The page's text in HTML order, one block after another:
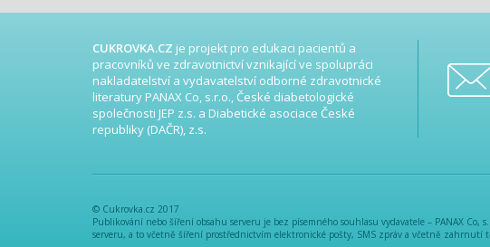
CUKROVKA.CZ je projekt pro edukaci pacientů a
pracovníků ve zdravotnictví vznikající ve spolupráci
nakladatelství a vydavatelství odborné zdravotnické
literatury PANAX Co, s.r.o., České diabetologické
společnosti JEP z.s. a Diabetické asociace České
republiky (DAČR), z.s.
© Cukrovka.cz 2017
Publikování nebo šíření obsahu serveru je bez písemného souhlasu vydavatele – PANAX
serveru, a to včetně šíření prostřednictvím elektronické pošty, SMS zpráv a včetně